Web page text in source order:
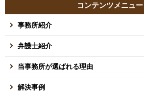
コンテンツメニュー
事務所紹介
弁護士紹介
当事務所が選ばれる理由
解決事例